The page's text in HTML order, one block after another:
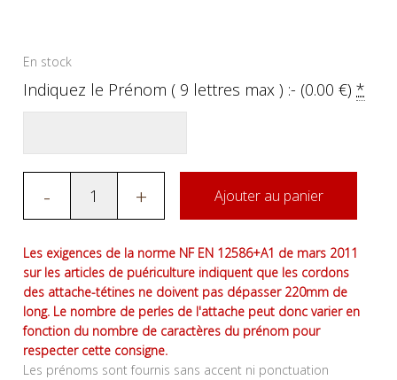
En stock
Indiquez le Prénom ( 9 lettres max ) :- (0.00€)*
- + Ajouter au panier
Les exigences de la norme NF EN 12586+A1 de mars 2011
sur les articles de puériculture indiquent que les cordons
des attache-tétines ne doivent pas dépasser 220mm de
long. Le nombre de perles de l'attache peut donc varier en
fonction du nombre de caractères du prénom pour
respecter cette consigne.
Les prénoms sont fournis sans accent ni ponctuation